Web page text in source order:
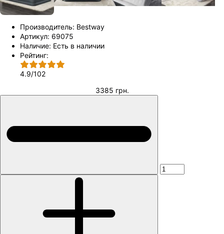
Производитель: Bestway
Артикул: 69075
Наличие: Есть в наличии
Рейтинг:
4.9/102
3385 грн.